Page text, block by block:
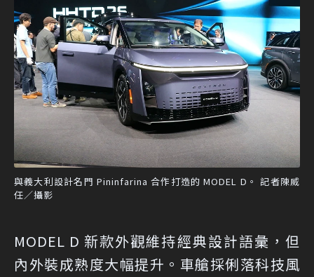
與義大利設計名門 Pininfarina 合作打造的 MODEL D。 記者陳威
任／攝影
MODEL D 新款外觀維持經典設計語彙，但
內外裝成熟度大幅提升。車艙採俐落科技風